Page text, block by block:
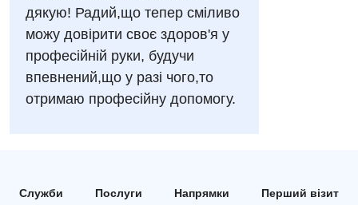
Відгуки
Комп’ютерна томографія
Магнітно-резонансна томографія
Мамографія
Нейросонографія
Відділення інтенсивної терапії
Гінекологічне відділення
Денний стаціонар
Декларування
дякую! Радий,що тепер сміливо
можу довірити своє здоров'я у
професійній руки, будучи
впевнений,що у разі чого,то
отримаю професійну допомогу.
Служби Послуги Напрямки Перший візит